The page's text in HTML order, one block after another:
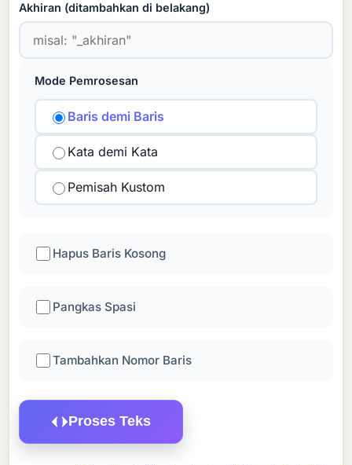
Akhiran (ditambahkan di belakang)
Mode Pemrosesan
Baris demi Baris
Kata demi Kata
Pemisah Kustom
Hapus Baris Kosong
Pangkas Spasi
Tambahkan Nomor Baris
Proses Teks